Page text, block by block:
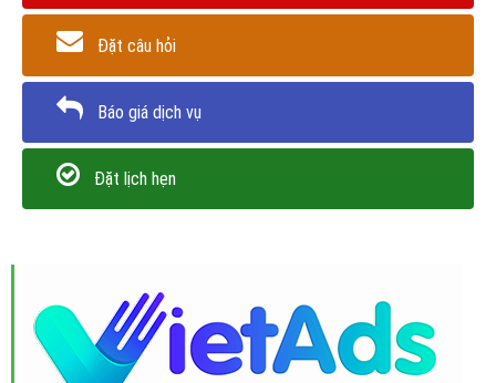
Đặt câu hỏi
Báo giá dịch vụ
Đặt lịch hẹn